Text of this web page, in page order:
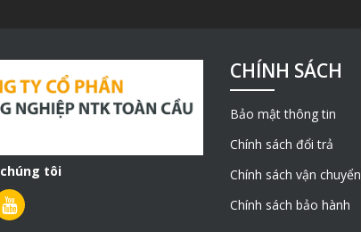
tôi
CHÍNH SÁCH
Bảo mật thông tin
Chính sách đổi trả
Chính sách vận chuyển
Chính sách bảo hành